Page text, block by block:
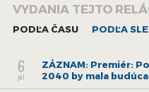
tu ale bola aj pred dobou
opakovanie tých istých
VYDANIA TEJTO
PODĽA ČASU PODĽA
6
júl
ZÁZNAM: Premiér:
2040 by mala